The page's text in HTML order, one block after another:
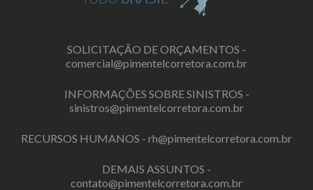
SOLICITAÇÃO DE ORÇAMENTOS -
comercial@pimentelcorretora.com.br
INFORMAÇÕES SOBRE SINISTROS -
sinistros@pimentelcorretora.com.br
RECURSOS HUMANOS - rh@pimentelcorretora.com.br
DEMAIS ASSUNTOS -
contato@pimentelcorretora.com.br